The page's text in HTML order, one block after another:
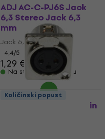
ADJ AC-C-PJ6S Jack
6,3 Stereo Jack 6,3
mm
Jack 6,3 mm
4,4/5
1,29 € 1,59 €
Na stanju u skladištu
ADJ AC-C-XF3 XLR 3pin
Količinski popust